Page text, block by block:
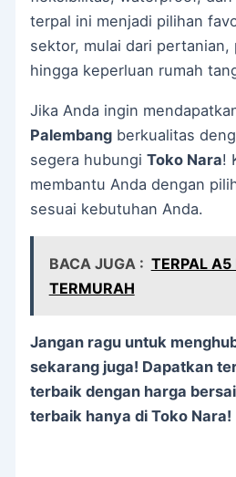
terpal ini menjadi pilihan
sektor, mulai dari
hingga keperluan rumah
Jika Anda ingin
Palembang berkualitas
segera hubungiToko Nara!
membantu Anda dengan
sesuai kebutuhan Anda.
BACA JUGA : TERPAL A5
TERMURAH
Jangan ragu untuk
sekarang juga! Dapatkan
terbaik dengan harga
terbaik hanya di Toko Nara!